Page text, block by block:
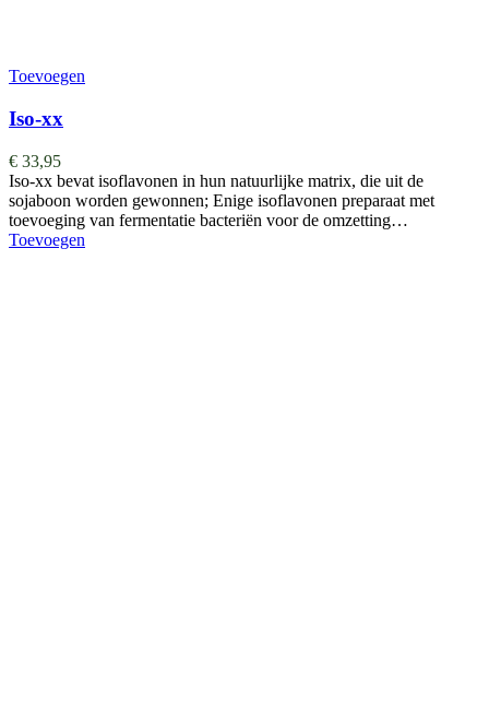
Toevoegen
Iso-xx
€ 33,95
Iso-xx bevat isoflavonen in hun natuurlijke matrix, die uit de
sojaboon worden gewonnen; Enige isoflavonen preparaat met
toevoeging van fermentatie bacteriën voor de omzetting…
Toevoegen